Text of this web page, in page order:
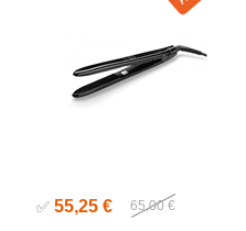
✅ 55,25 € 65,00 €